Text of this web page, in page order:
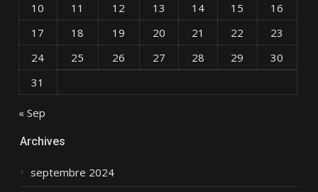
10
11 12 13 14 15
16
17
18 19 20 21 22
23
24
25 26 27 28 29
30
31
« Sep
Archives
septembre 2024